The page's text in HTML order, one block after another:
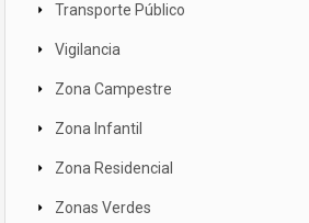
Transporte Público
Vigilancia
Zona Campestre
Zona Infantil
Zona Residencial
Zonas Verdes